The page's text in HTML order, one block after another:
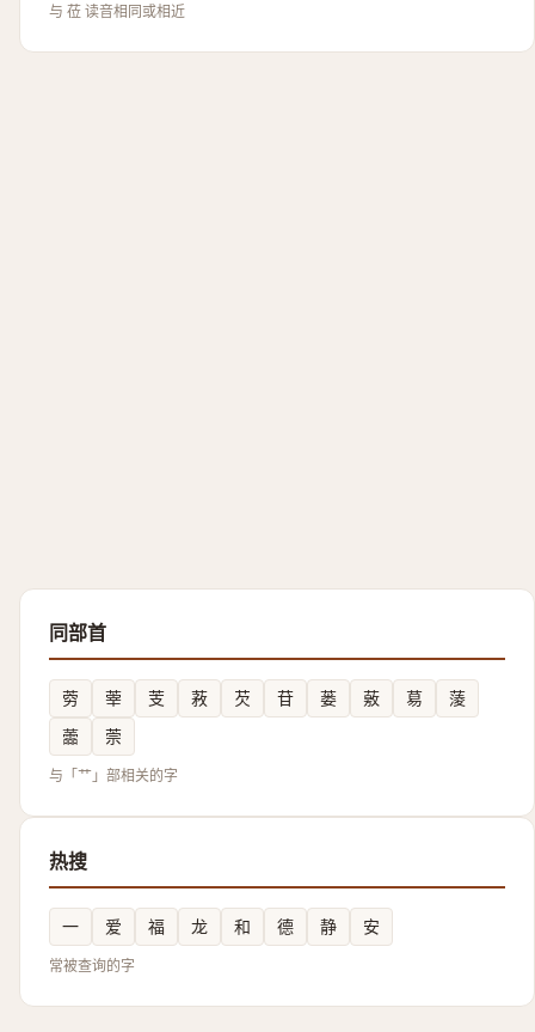
与 莅 读音相同或相近
同部首
䓖 䔂 芰 䓮 芡 苷 蒌 薂 䓪
蔆
蘦
萗
与「艹」部相关的字
热搜
一 爱 福 龙 和 德 静 安
常被查询的字